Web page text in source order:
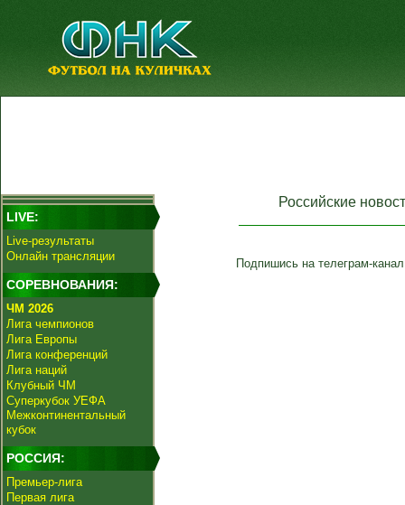
LIVE:
Live-результаты
Онлайн трансляции
СОРЕВНОВАНИЯ:
ЧМ 2026
Лига чемпионов
Лига Европы
Лига конференций
Лига наций
Клубный ЧМ
Суперкубок УЕФА
Межконтинентальный
кубок
РОССИЯ:
Премьер-лига
Первая лига
Российские
Подпишись на телеграм-